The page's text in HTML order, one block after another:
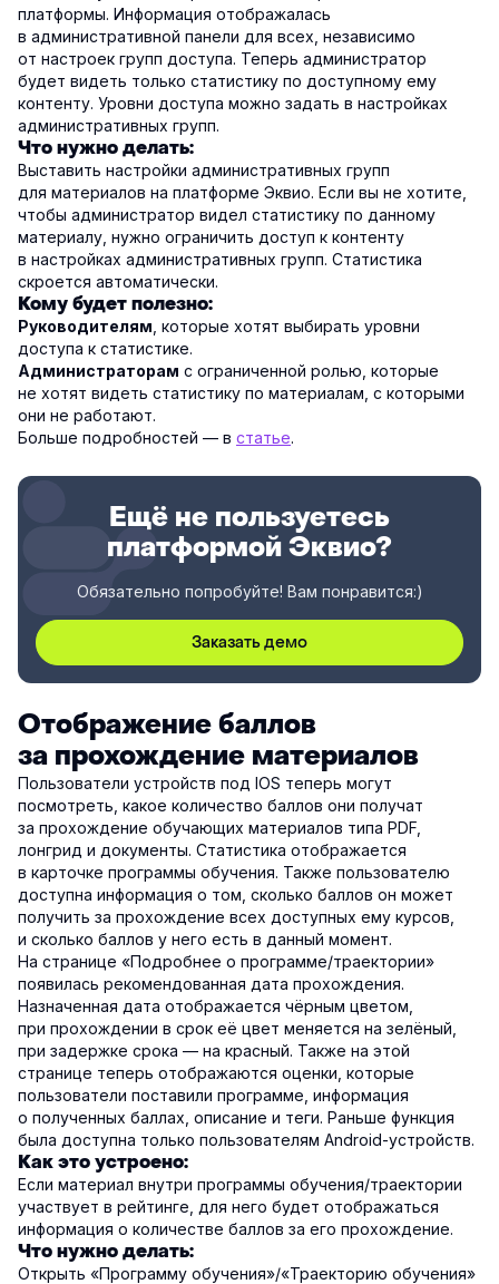
платформы. Информация отображалась
в административной панели для всех, независимо
от настроек групп доступа. Теперь администратор
будет видеть только статистику по доступному ему
контенту. Уровни доступа можно задать в настройках
административных групп.
Что нужно делать:
Выставить настройки административных групп
для материалов на платформе Эквио. Если вы не хотите,
чтобы администратор видел статистику по данному
материалу, нужно ограничить доступ к контенту
в настройках административных групп. Статистика
скроется автоматически.
Кому будет полезно:
Руководителям , которые хотят выбирать уровни
доступа к статистике.
Администраторам с ограниченной ролью, которые
не хотят видеть статистику по материалам, с которыми
они не работают.
Больше подробностей — в статье.
Ещё не пользуетесь
платформой Эквио?
Обязательно попробуйте! Вам понравится:)
Заказать демо
Отображение баллов
за прохождение материалов
Пользователи устройств под IOS теперь могут
посмотреть, какое количество баллов они получат
за прохождение обучающих материалов типа PDF,
лонгрид и документы. Статистика отображается
в карточке программы обучения. Также пользователю
доступна информация о том, сколько баллов он может
получить за прохождение всех доступных ему курсов,
и сколько баллов у него есть в данный момент.
На странице «Подробнее о программе/траектории»
появилась рекомендованная дата прохождения.
Назначенная дата отображается чёрным цветом,
при прохождении в срок её цвет меняется на зелёный,
при задержке срока — на красный. Также на этой
странице теперь отображаются оценки, которые
пользователи поставили программе, информация
о полученных баллах, описание и теги. Раньше функция
была доступна только пользователям Android-устройств.
Как это устроено:
Если материал внутри программы обучения/траектории
участвует в рейтинге, для него будет отображаться
информация о количестве баллов за его прохождение.
Что нужно делать:
Открыть «Программу обучения»/«Траекторию обучения»